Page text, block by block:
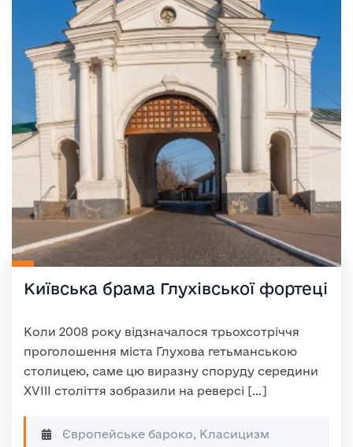
Київська брама Глухівської фортеці
Коли 2008 року відзначалося трьохсотріччя
проголошення міста Глухова гетьманською
столицею, саме цю виразну споруду середини
XVIII століття зобразили на реверсі […]
Європейське бароко, Класицизм